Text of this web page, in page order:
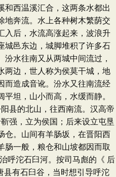
和西温溪汇合，这两条水都出
地奔流。水上各种树木繁荫交
入后，水流高涨起来，波浪升
城邑东边，城脚堆积了许多石
水往南又从两城中间流过，
两边，世人称为侯莫干城，地
而造成音讹。汾水又往南流经
坦，山小而高，水缓而静。
县的北山，往西南流。汉高帝
强，立为侯国；后来设立屯垦
仓。山间有羊肠坂，在晋阳西
肠一般，粮仓和山坡都因而取
呼沱石臼河。按司马彪的《 后
县有石臼谷，当时想引导呼沱